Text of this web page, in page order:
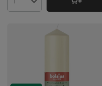
Cantidad de productos